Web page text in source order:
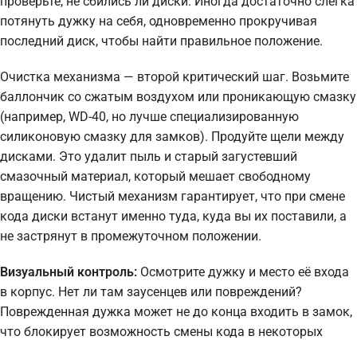
потянуть дужку на себя, одновременно прокручивая
последний диск, чтобы найти правильное положение.
Очистка механизма — второй критический шаг. Возьмите
баллончик со сжатым воздухом или проникающую смазку
(например, WD-40, но лучше специализированную
силиконовую смазку для замков). Продуйте щели между
дисками. Это удалит пыль и старый загустевший
смазочный материал, который мешает свободному
вращению. Чистый механизм гарантирует, что при смене
кода диски встанут именно туда, куда вы их поставили, а
не застрянут в промежуточном положении.
Визуальный контроль: Осмотрите дужку и место её входа
в корпус. Нет ли там заусенцев или повреждений?
Поврежденная дужка может не до конца входить в замок,
что блокирует возможность смены кода в некоторых